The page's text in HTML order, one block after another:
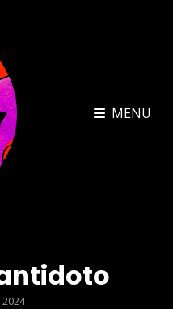
MENU
2024